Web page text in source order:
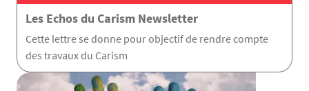
Les Echos du Carism Newsletter
Cette lettre se donne pour objectif de rendre compte
des travaux du Carism